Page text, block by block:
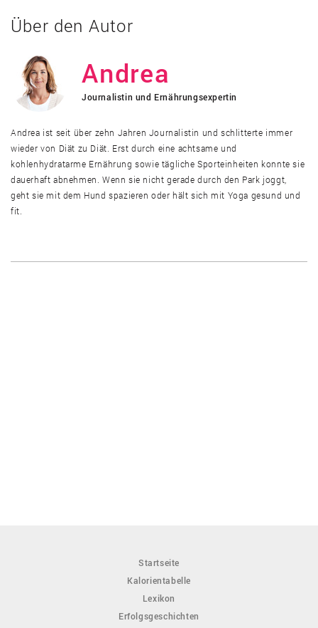
Über den Autor
Andrea
Journalistin und Ernährungsexpertin
Andrea ist seit über zehn Jahren Journalistin und schlitterte immer
wieder von Diät zu Diät. Erst durch eine achtsame und
kohlenhydratarme Ernährung sowie tägliche Sporteinheiten konnte sie
dauerhaft abnehmen. Wenn sie nicht gerade durch den Park joggt,
geht sie mit dem Hund spazieren oder hält sich mit Yoga gesund und
fit.
Startseite
Kalorientabelle
Lexikon
Erfolgsgeschichten